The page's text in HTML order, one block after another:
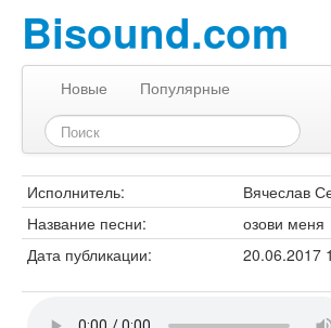
Bisound.com
Новые Популярные
Исполнитель:
Вячеслав
Название песни:
озови меня
Дата публикации:
20.06.2017